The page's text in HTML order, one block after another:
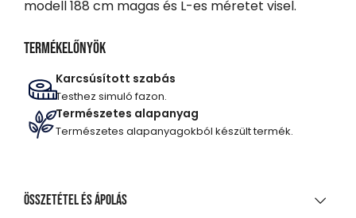
modell 188 cm magas és L-es méretet visel.
Termékelőnyök
Karcsúsított szabás
Testhez simuló fazon.
Természetes alapanyag
Természetes alapanyagokból készült termék.
Összetétel és ápolás